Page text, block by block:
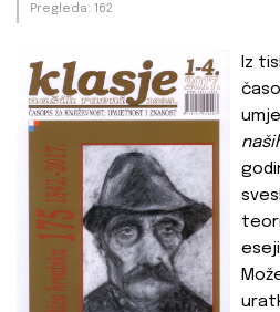
Pregleda: 162
Iz